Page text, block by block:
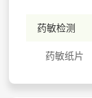
药敏检测
药敏纸片